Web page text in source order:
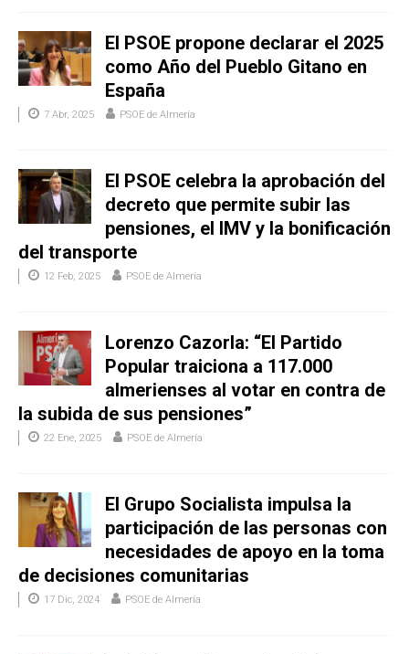
El PSOE propone declarar el 2025
como Año del Pueblo Gitano en
España
7 Abr, 2025 PSOE de Almería
El PSOE celebra la aprobación del
decreto que permite subir las
pensiones, el IMV y la bonificación
del transporte
12 Feb, 2025 PSOE de Almería
Lorenzo Cazorla: “El Partido
Popular traiciona a 117.000
almerienses al votar en contra de
la subida de sus pensiones”
22 Ene, 2025 PSOE de Almería
El Grupo Socialista impulsa la
participación de las personas con
necesidades de apoyo en la toma
de decisiones comunitarias
17 Dic, 2024 PSOE de Almería